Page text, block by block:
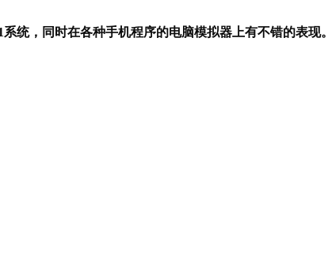
统，同时在各种手机程序的电脑模拟器上有不错的表现。